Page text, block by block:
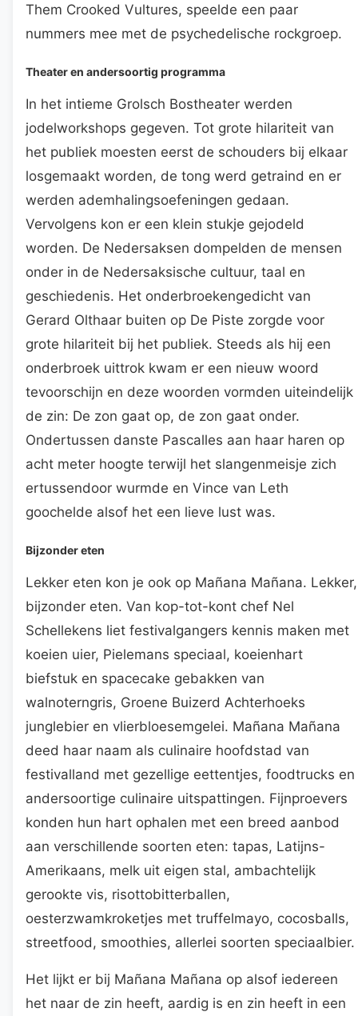
Them Crooked Vultures, speelde een paar
nummers mee met de psychedelische rockgroep.
Theater en andersoortig programma
In het intieme Grolsch Bostheater werden
jodelworkshops gegeven. Tot grote hilariteit van
het publiek moesten eerst de schouders bij elkaar
losgemaakt worden, de tong werd getraind en er
werden ademhalingsoefeningen gedaan.
Vervolgens kon er een klein stukje gejodeld
worden. De Nedersaksen dompelden de mensen
onder in de Nedersaksische cultuur, taal en
geschiedenis. Het onderbroekengedicht van
Gerard Olthaar buiten op De Piste zorgde voor
grote hilariteit bij het publiek. Steeds als hij een
onderbroek uittrok kwam er een nieuw woord
tevoorschijn en deze woorden vormden uiteindelijk
de zin: De zon gaat op, de zon gaat onder.
Ondertussen danste Pascalles aan haar haren op
acht meter hoogte terwijl het slangenmeisje zich
ertussendoor wurmde en Vince van Leth
goochelde alsof het een lieve lust was.
Bijzonder eten
Lekker eten kon je ook op Mañana Mañana. Lekker,
bijzonder eten. Van kop-tot-kont chef Nel
Schellekens liet festivalgangers kennis maken met
koeien uier, Pielemans speciaal, koeienhart
biefstuk en spacecake gebakken van
walnoterngris, Groene Buizerd Achterhoeks
junglebier en vlierbloesemgelei. Mañana Mañana
deed haar naam als culinaire hoofdstad van
festivalland met gezellige eettentjes, foodtrucks en
andersoortige culinaire uitspattingen. Fijnproevers
konden hun hart ophalen met een breed aanbod
aan verschillende soorten eten: tapas, Latijns-
Amerikaans, melk uit eigen stal, ambachtelijk
gerookte vis, risottobitterballen,
oesterzwamkroketjes met truffelmayo, cocosballs,
streetfood, smoothies, allerlei soorten speciaalbier.
Het lijkt er bij Mañana Mañana op alsof iedereen
het naar de zin heeft, aardig is en zin heeft in een